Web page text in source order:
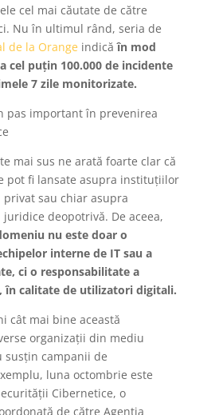
cel mai căutate de către
Nu în ultimul rând, seria de
de la Orange indicăîn mod
cel puțin 100.000 de incidente
7 zile monitorizate.
pas important în prevenirea
mai sus ne arată foarte clar că
pot fi lansate asupra instituțiilor
sau chiar asupra
deopotrivă. De aceea,
nu este doar o
interne de IT sau a
ci o responsabilitate a
în calitate de utilizatori digitali.
cât mai bine această
organizații din mediu
susțin campanii de
luna octombrie este
Cibernetice, o
de către Agenția